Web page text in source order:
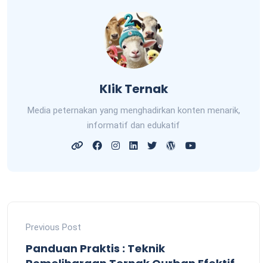
Klik Ternak
Media peternakan yang menghadirkan konten menarik,
informatif dan edukatif
Previous Post
Panduan Praktis : Teknik